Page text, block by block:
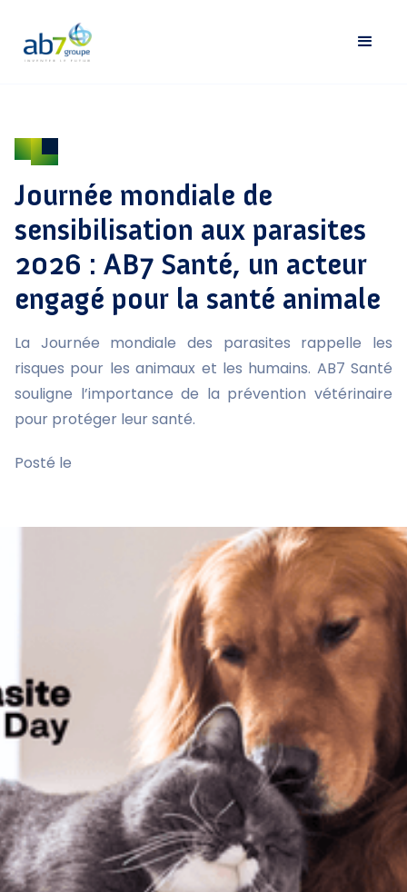
Journée mondiale de
sensibilisation aux parasites
2026 : AB7 Santé, un acteur
engagé pour la santé animale
La Journée mondiale des parasites rappelle les
risques pour les animaux et les humains. AB7 Santé
souligne l’importance de la prévention vétérinaire
pour protéger leur santé.
Posté le